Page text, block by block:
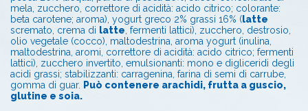
mela, zucchero, correttore di acidità: acido citrico; colorante:
beta carotene; aroma), yogurt greco 2% grassi 16% (latte
scremato, crema di latte , fermenti lattici), zucchero, destrosio,
olio vegetale (cocco), maltodestrina, aroma yogurt (inulina,
maltodestrina, aromi, correttore di acidità: acido citrico; fermenti
lattici), zucchero invertito, emulsionanti: mono e digliceridi degli
acidi grassi; stabilizzanti: carragenina, farina di semi di carrube,
gomma di guar. Può contenere arachidi, frutta a guscio,
glutine e soia.